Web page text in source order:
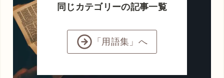
同じカテゴリーの記事一覧
「用語集」へ